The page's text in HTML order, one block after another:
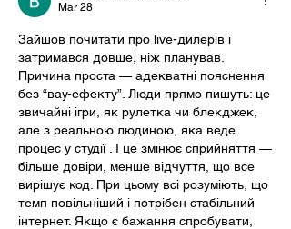
Mar 28
Зайшов почитати про live-дилерів і
затримався довше, ніж планував.
Причина проста — адекватні пояснення
без “вау-ефекту”. Люди прямо пишуть: це
звичайні ігри, як рулетка чи блекджек,
але з реальною людиною, яка веде
процес у студії . І це змінює сприйняття —
більше довіри, менше відчуття, що все
вирішує код. При цьому всі розуміють, що
темп повільніший і потрібен стабільний
інтернет. Якщо є бажання спробувати,